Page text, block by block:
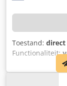
Toestand:
Functionaliteit:
, plaatdikte
bedieningstype:
TECHNISCHE